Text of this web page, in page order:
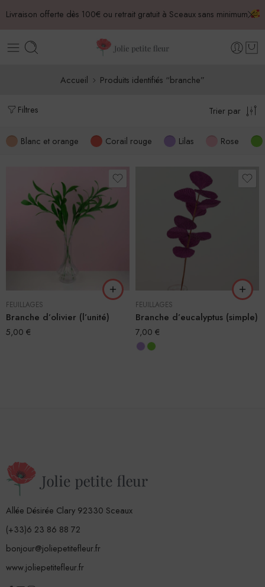
Livraison offerte dès 100€ ou retrait gratuit à Sceaux sans minimum
Accueil Produits identifiés “branche”
Filtres Trier par
Blanc et orange Corail rouge Lilas Rose
FEUILLAGES
Branche d’olivier (l’unité)
5,00 €
FEUILLAGES
Branche d’eucalyptus (simple)
7,00 €
Allée Désirée Clary 92330 Sceaux
(+33)6 23 86 88 72
bonjour@joliepetitefleur.fr
www.joliepetitefleur.fr